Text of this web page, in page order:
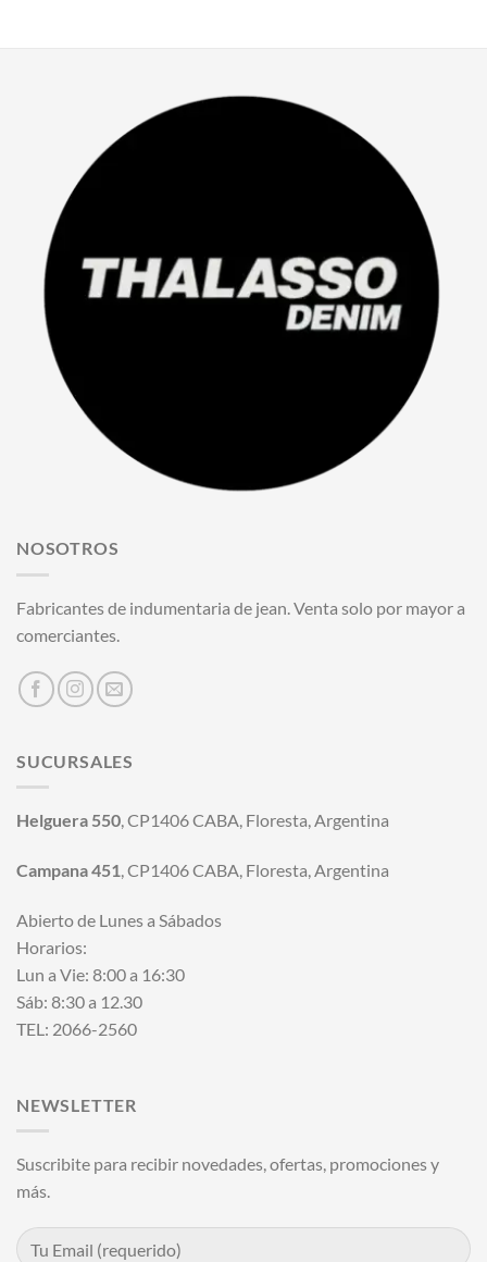
NOSOTROS
Fabricantes de indumentaria de jean. Venta solo por mayor a
comerciantes.
SUCURSALES
Helguera 550, CP1406 CABA, Floresta, Argentina
Campana 451, CP1406 CABA, Floresta, Argentina
Abierto de Lunes a Sábados
Horarios:
Lun a Vie: 8:00 a 16:30
Sáb: 8:30 a 12.30
TEL: 2066-2560
NEWSLETTER
Suscribite para recibir novedades, ofertas, promociones y
más.